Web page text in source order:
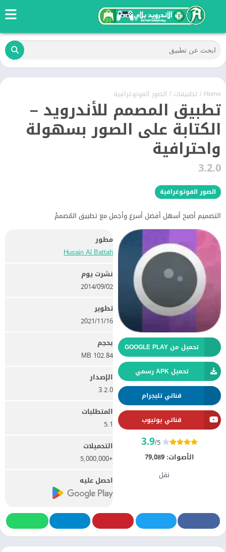
Home
/ تطبيقات / الصور الفوتوغرافية
تطبيق المصمم للأندرويد –
الكتابة على الصور بسهولة
واحترافية
3.2.0
الصور الفوتوغرافية
التصميم أصبح أسهل أفضل أسرع وأجمل مع تطبيق المُصممْ
تحميل من GOOGLE PLAY
تحميل APK رسمي
قناتي تليجرام
قناتي يوتيوب
3.9/5
الأصوات: 79,089
نقل
مطور
Husain Al Battah
نشرت يوم
02‏/09‏/2014
تطوير
16‏/11‏/2021
بحجم
102.84 MB
الإصدار
3.2.0
المتطلبات
5.1
التحميلات
+5,000,000
احصل عليه